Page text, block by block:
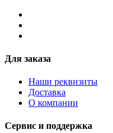
Для заказа
Наши реквизиты
Доставка
О компании
Сервис и поддержка